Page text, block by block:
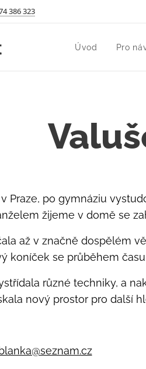
386 323
Úvod Pro
Praze, po gymnáziu
žijeme v domě se
až v značně dospělém
koníček se průběhem
různé techniky, a
nový prostor pro další